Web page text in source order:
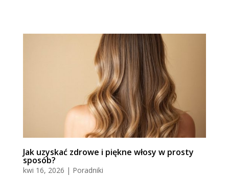
Jak uzyskać zdrowe i piękne włosy w prosty
sposób?
kwi 16, 2026 | Poradniki